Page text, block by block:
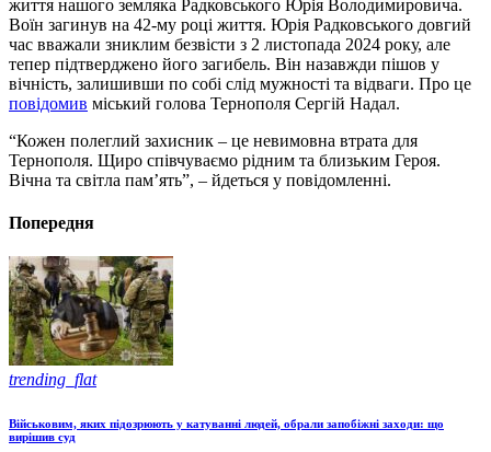
життя нашого земляка Радковського Юрія Володимировича.
Воїн загинув на 42-му році життя. Юрія Радковського довгий
час вважали зниклим безвісти з 2 листопада 2024 року, але
тепер підтверджено його загибель. Він назавжди пішов у
вічність, залишивши по собі слід мужності та відваги. Про це
повідомив міський голова Тернополя Сергій Надал.
“Кожен полеглий захисник – це невимовна втрата для
Тернополя. Щиро співчуваємо рідним та близьким Героя.
Вічна та світла памʼять”, – йдеться у повідомленні.
Попередня
trending_flat
Військовим, яких підозрюють у катуванні людей, обрали запобіжні заходи: що
вирішив суд